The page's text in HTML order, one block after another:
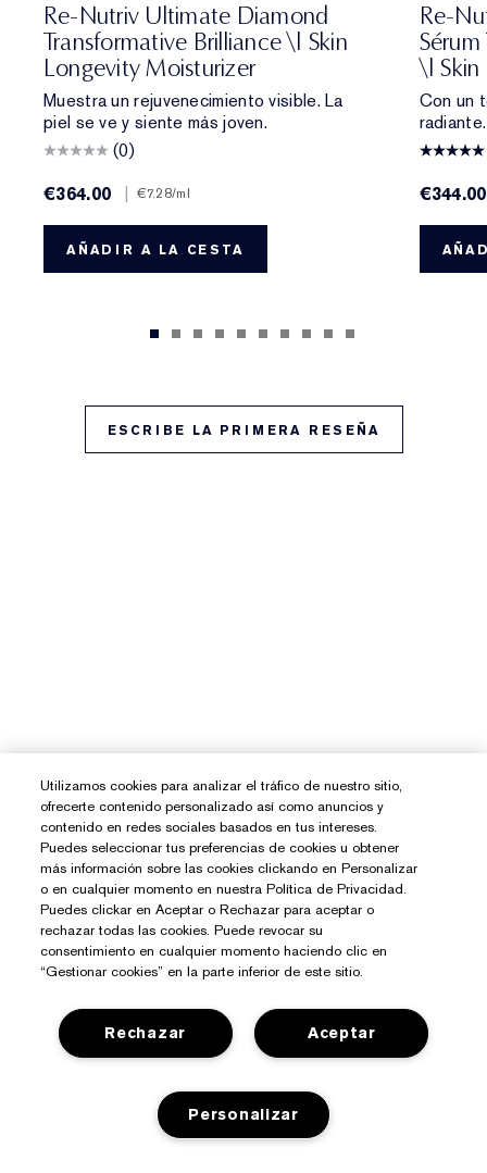
Re-Nutriv Ultimate Diamond
Transformative Brilliance \| Skin
Longevity Moisturizer
Muestra un rejuvenecimiento visible. La
piel se ve y siente más joven.
(0)
€364.00
€7.28/ml
AÑADIR A LA CESTA
Re-
\|
Con un
€344.00
ESCRIBE LA PRIMERA RESEÑA
¿Necesitas Ayuda?
Contactar Fabricante
Sobre Estée Lauder
Utilizamos cookies para analizar el tráfico de nuestro sitio,
ofrecerte contenido personalizado así como anuncios y
contenido en redes sociales basados en tus intereses.
Puedes seleccionar tus preferencias de cookies u obtener
más información sobre las cookies clickando en Personalizar
o en cualquier momento en nuestra Política de Privacidad.
Puedes clickar en Aceptar o Rechazar para aceptar o
rechazar todas las cookies. Puede revocar su
consentimiento en cualquier momento haciendo clic en
“Gestionar cookies” en la parte inferior de este sitio.
Aceptar
Rechazar
Personalizar